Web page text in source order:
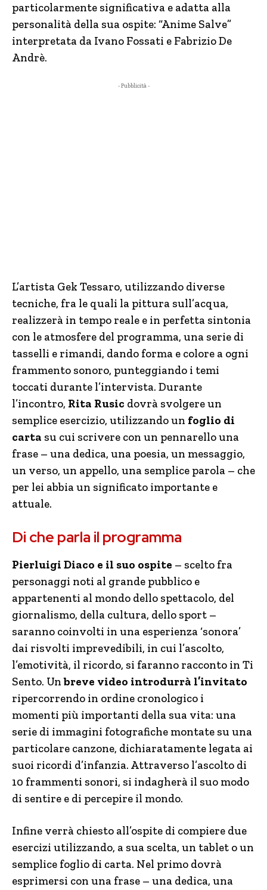
particolarmente significativa e adatta alla
personalità della sua ospite: “Anime Salve”
interpretata da Ivano Fossati e Fabrizio De
Andrè.
- Pubblicità -
L’artista Gek Tessaro, utilizzando diverse
tecniche, fra le quali la pittura sull’acqua,
realizzerà in tempo reale e in perfetta sintonia
con le atmosfere del programma, una serie di
tasselli e rimandi, dando forma e colore a ogni
frammento sonoro, punteggiando i temi
toccati durante l’intervista. Durante
l’incontro, Rita Rusic dovrà svolgere un
semplice esercizio, utilizzando un foglio di
carta su cui scrivere con un pennarello una
frase – una dedica, una poesia, un messaggio,
un verso, un appello, una semplice parola – che
per lei abbia un significato importante e
attuale.
Di che parla il programma
Pierluigi Diaco e il suo ospite – scelto fra
personaggi noti al grande pubblico e
appartenenti al mondo dello spettacolo, del
giornalismo, della cultura, dello sport –
saranno coinvolti in una esperienza ‘sonora’
dai risvolti imprevedibili, in cui l’ascolto,
l’emotività, il ricordo, si faranno racconto in Ti
Sento. Unbreve video introdurrà l’invitato
ripercorrendo in ordine cronologico i
momenti più importanti della sua vita: una
serie di immagini fotografiche montate su una
particolare canzone, dichiaratamente legata ai
suoi ricordi d’infanzia. Attraverso l’ascolto di
10 frammenti sonori, si indagherà il suo modo
di sentire e di percepire il mondo.
Infine verrà chiesto all’ospite di compiere due
esercizi utilizzando, a sua scelta, un tablet o un
semplice foglio di carta. Nel primo dovrà
esprimersi con una frase – una dedica, una